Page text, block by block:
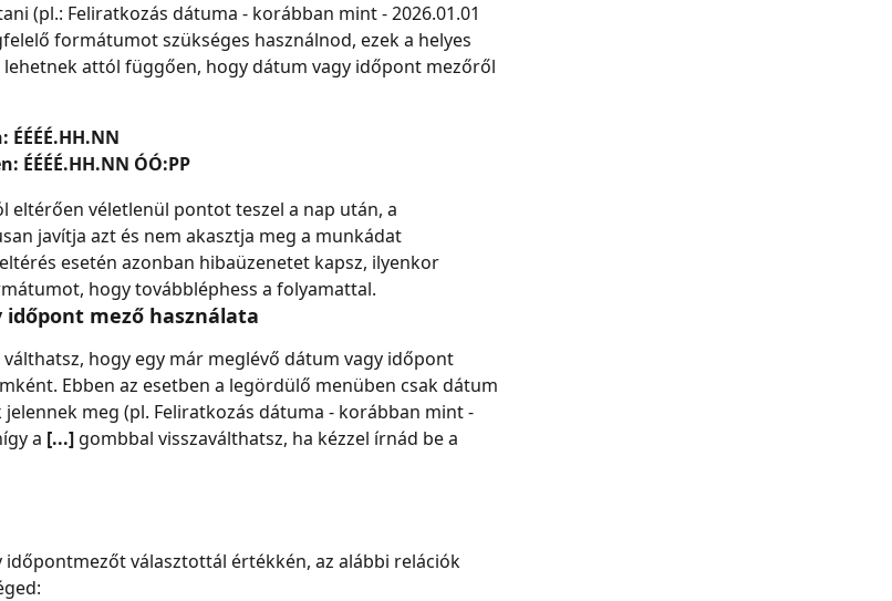
(pl.: Feliratkozás dátuma - korábban mint - 2026.01.01
formátumot szükséges használnod, ezek a helyes
attól függően, hogy dátum vagy időpont mezőről
ÉÉÉÉ.HH.NN ÓÓ:PP
eltérően véletlenül pontot teszel a nap után, a
javítja azt és nem akasztja meg a munkádat
esetén azonban hibaüzenetet kapsz, ilyenkor
hogy továbbléphess a folyamattal.
mező használata
hogy egy már meglévő dátum vagy időpont
Ebben az esetben a legördülő menüben csak dátum
meg (pl. Feliratkozás dátuma - korábban mint -
a [...] gombbal visszaválthatsz, ha kézzel írnád be a
időpontmezőt választottál értékkén, az alábbi relációk